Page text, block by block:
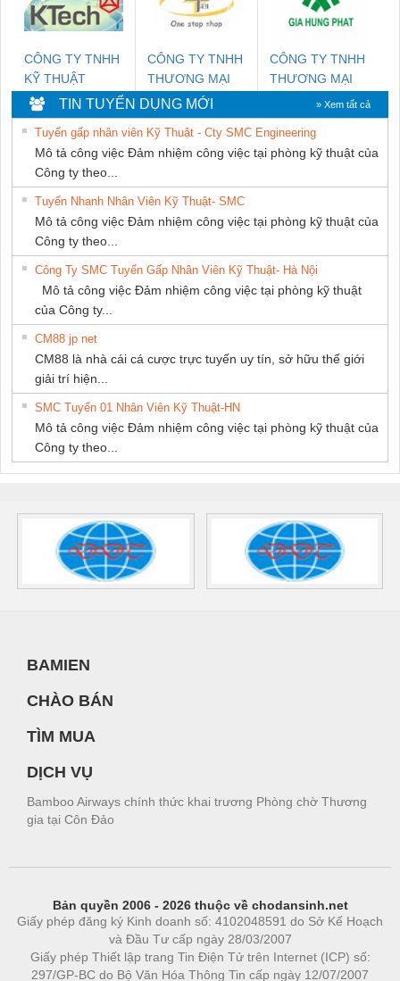
CÔNG TY TNHH
KỸ THUẬT
KTECH VIỆT
NAM
CÔNG TY TNHH
THƯƠNG MẠI
THIÊN ÂN VIỆT
NAM
CÔNG TY TNHH
THƯƠNG MẠI
DỊCH VỤ KỸ
THUẬT ĐIỆN CƠ
GIA HƯNG
PHÁT
TIN TUYỂN DỤNG MỚI » Xem tất cả
Tuyển gấp nhân viên Kỹ Thuật - Cty SMC Engineering
Mô tả công việc Đảm nhiệm công việc tại phòng kỹ thuật của
Công ty theo...
Tuyển Nhanh Nhân Viên Kỹ Thuật- SMC
Mô tả công việc Đảm nhiệm công việc tại phòng kỹ thuật của
Công ty theo...
Công Ty SMC Tuyển Gấp Nhân Viên Kỹ Thuật- Hà Nội
Mô tả công việc Đảm nhiệm công việc tại phòng kỹ thuật
của Công ty...
CM88 jp net
CM88 là nhà cái cá cược trực tuyến uy tín, sở hữu thế giới
giải trí hiện...
SMC Tuyển 01 Nhân Viên Kỹ Thuật-HN
Mô tả công việc Đảm nhiệm công việc tại phòng kỹ thuật của
Công ty theo...
BAMIEN
CHÀO BÁN
TÌM MUA
DỊCH VỤ
Bamboo Airways chính thức khai trương Phòng chờ Thương
gia tại Côn Đảo
Bản quyền 2006 - 2026 thuộc về chodansinh.net
Giấy phép đăng ký Kinh doanh số: 4102048591 do Sở Kế Hoạch
và Đầu Tư cấp ngày 28/03/2007
Giấy phép Thiết lập trang Tin Điện Tử trên Internet (ICP) số:
297/GP-BC do Bộ Văn Hóa Thông Tin cấp ngày 12/07/2007